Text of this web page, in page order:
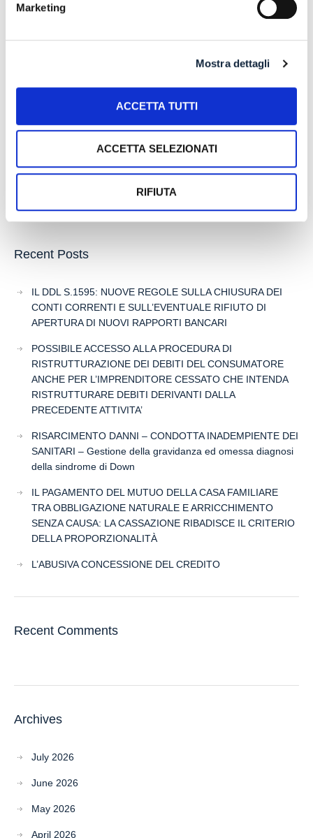
Marketing
Mostra dettagli
ACCETTA TUTTI
ACCETTA SELEZIONATI
RIFIUTA
RISARCIMENTO DANNI – CONDOTTA
INADEMPIENTE DEI SANITARI – Gestione della
gravidanza ed omessa diagnosi della sindrome di
Search
Recent Posts
IL DDL S.1595: NUOVE REGOLE SULLA CHIUSURA DEI
CONTI CORRENTI E SULL’EVENTUALE RIFIUTO DI
APERTURA DI NUOVI RAPPORTI BANCARI
POSSIBILE ACCESSO ALLA PROCEDURA DI
RISTRUTTURAZIONE DEI DEBITI DEL CONSUMATORE
ANCHE PER L’IMPRENDITORE CESSATO CHE INTENDA
RISTRUTTURARE DEBITI DERIVANTI DALLA
PRECEDENTE ATTIVITA’
RISARCIMENTO DANNI – CONDOTTA INADEMPIENTE DEI
SANITARI – Gestione della gravidanza ed omessa diagnosi
della sindrome di Down
IL PAGAMENTO DEL MUTUO DELLA CASA FAMILIARE
TRA OBBLIGAZIONE NATURALE E ARRICCHIMENTO
SENZA CAUSA: LA CASSAZIONE RIBADISCE IL CRITERIO
DELLA PROPORZIONALITÀ
L’ABUSIVA CONCESSIONE DEL CREDITO
Recent Comments
Archives
July 2026
June 2026
May 2026
April 2026